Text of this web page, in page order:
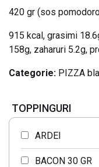
420 gr (sos
915 kcal, grasimi
158g, zaharuri 5.2g,
Categorie: PIZZA
TOPPINGURI
ARDEI
BACON 30 GR